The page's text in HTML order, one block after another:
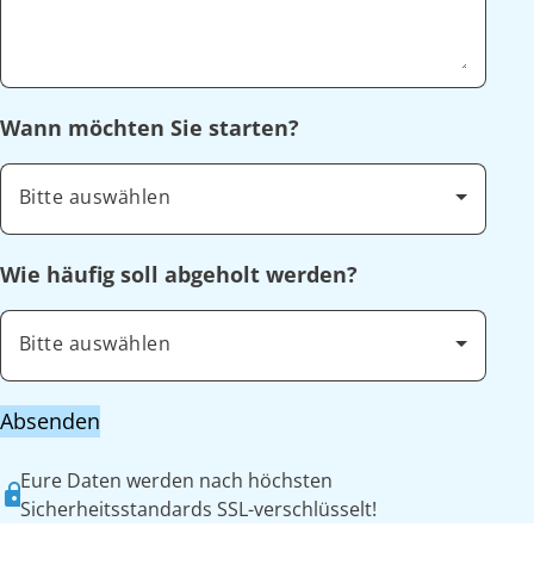
Wann möchten Sie starten?
Bitte auswählen
Wie häufig soll abgeholt werden?
Bitte auswählen
Absenden
Eure Daten werden nach höchsten
Sicherheitsstandards SSL-verschlüsselt!